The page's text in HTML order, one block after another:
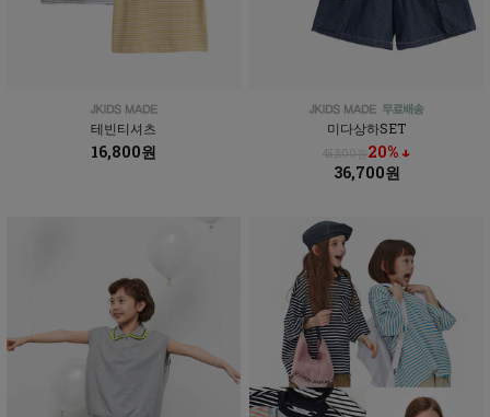
테빈티셔츠
16,800원
미다상하SET
45,800원20% ↓
36,700원